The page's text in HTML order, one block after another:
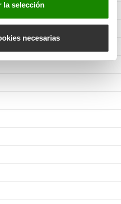
la selección
necesarias